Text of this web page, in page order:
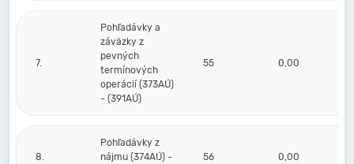
7.
Pohľadávky a
záväzky z
pevných
termínových
operácií (373AÚ)
- (391AÚ)
55 0,00
8.
Pohľadávky z
nájmu (374AÚ) -
56 0,00